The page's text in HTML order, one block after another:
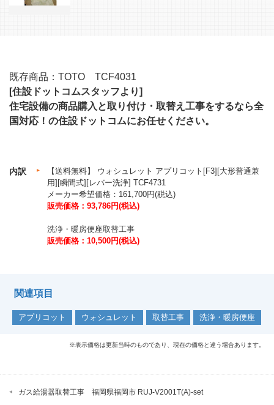
既存商品：TOTO TCF4031
[住設ドットコムスタッフより]
住宅設備の商品購入と取り付け・取替え工事をするなら全
国対応！の住設ドットコムにお任せください。
内訳
【送料無料】 ウォシュレット アプリコット[F3][大形普通兼
用][瞬間式][レバー洗浄] TCF4731
メーカー希望価格：161,700円(税込)
販売価格：93,786円(税込)
洗浄・暖房便座取替工事
販売価格：10,500円(税込)
関連項目
アプリコット ウォシュレット 取替工事 洗浄・暖房便座
※表示価格は更新当時のものであり、現在の価格と違う場合あります。
ガス給湯器取替工事 福岡県福岡市 RUJ-V2001T(A)-set